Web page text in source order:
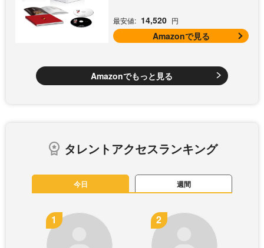
最安値: 14,520 円
Amazonで見る
Amazonでもっと見る
タレントアクセスランキング
今日 週間